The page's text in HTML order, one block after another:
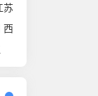
苏
西